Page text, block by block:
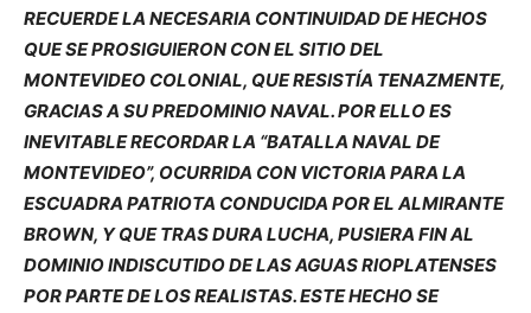
RECUERDE LA NECESARIA CONTINUIDAD DE HECHOS
QUE SE PROSIGUIERON CON EL SITIO DEL
MONTEVIDEO COLONIAL, QUE RESISTÍA TENAZMENTE,
GRACIAS A SU PREDOMINIO NAVAL. POR ELLO ES
INEVITABLE RECORDAR LA “BATALLA NAVAL DE
MONTEVIDEO”, OCURRIDA CON VICTORIA PARA LA
ESCUADRA PATRIOTA CONDUCIDA POR EL ALMIRANTE
BROWN, Y QUE TRAS DURA LUCHA, PUSIERA FIN AL
DOMINIO INDISCUTIDO DE LAS AGUAS RIOPLATENSES
POR PARTE DE LOS REALISTAS. ESTE HECHO SE